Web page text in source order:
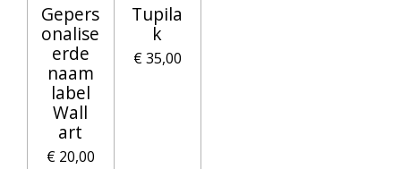
Gepers
onalise
erde
naam
label
Wall
art
€ 20,00
Tupila
k
€ 35,00